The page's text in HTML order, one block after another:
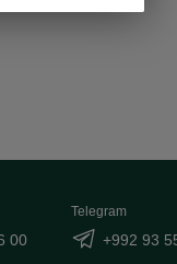
00
Telegram
+992 93